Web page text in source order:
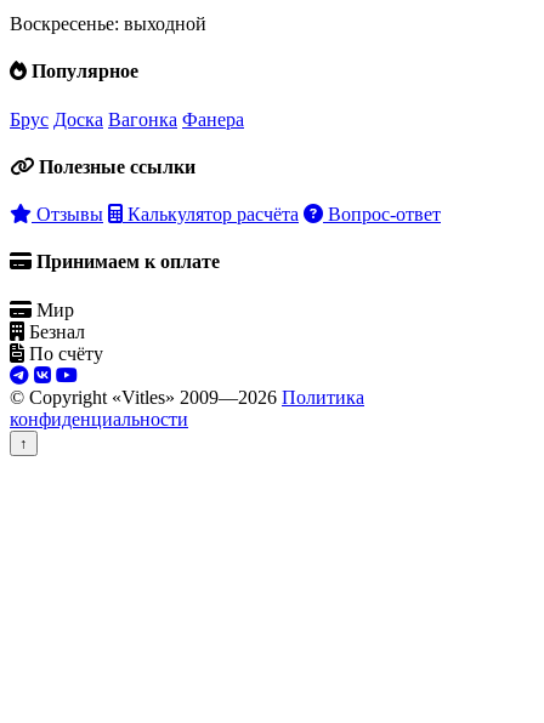
Воскресенье: выходной
Популярное
Брус Доска Вагонка Фанера
Полезные ссылки
Отзывы Калькулятор расчёта Вопрос-ответ
Принимаем к оплате
Мир
Безнал
По счёту
© Copyright «Vitles» 2009—2026 Политика
конфиденциальности
↑